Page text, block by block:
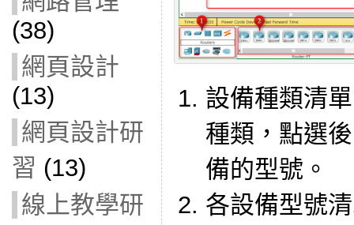
(38)
網頁設計
(13)
網頁設計研
習 (13)
線上教學研
設備種類清
種類，點選
備的型號。
各設備型號